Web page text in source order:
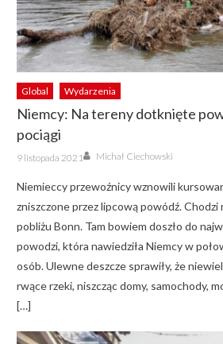
Global Wydarzenia
Niemcy: Na tereny dotknięte
pociągi
Posted
on
9 listopada 2021 Author
Michał Ciechowski
Niemieccy przewoźnicy wznowili
zniszczone przez lipcową powódź. Chodzi
pobliżu Bonn. Tam bowiem doszło do
powodzi, która nawiedziła Niemcy w
osób. Ulewne deszcze sprawiły, że
rwące rzeki, niszcząc domy, samochody,
[…]